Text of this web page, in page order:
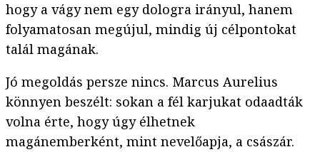
hogy a vágy nem egy dologra irányul, hanem
folyamatosan megújul, mindig új célpontokat
talál magának.
Jó megoldás persze nincs. Marcus Aurelius
könnyen beszélt: sokan a fél karjukat odaadták
volna érte, hogy úgy élhetnek
magánemberként, mint nevelőapja, a császár.